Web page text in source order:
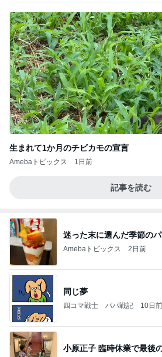
生まれて1か月のチビカモの宣言
Amebaトピックス 1日前
記事を読む
迷った末に選んだ季節の
Amebaトピックス 2日前
同じ夢
四コマ戦士 パパ戦記 10日前
小原正子 臨時休業で最後